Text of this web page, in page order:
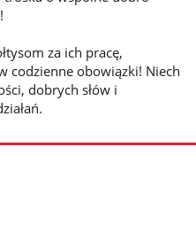
za ich pracę,
codzienne obowiązki! Niech
dobrych słów i